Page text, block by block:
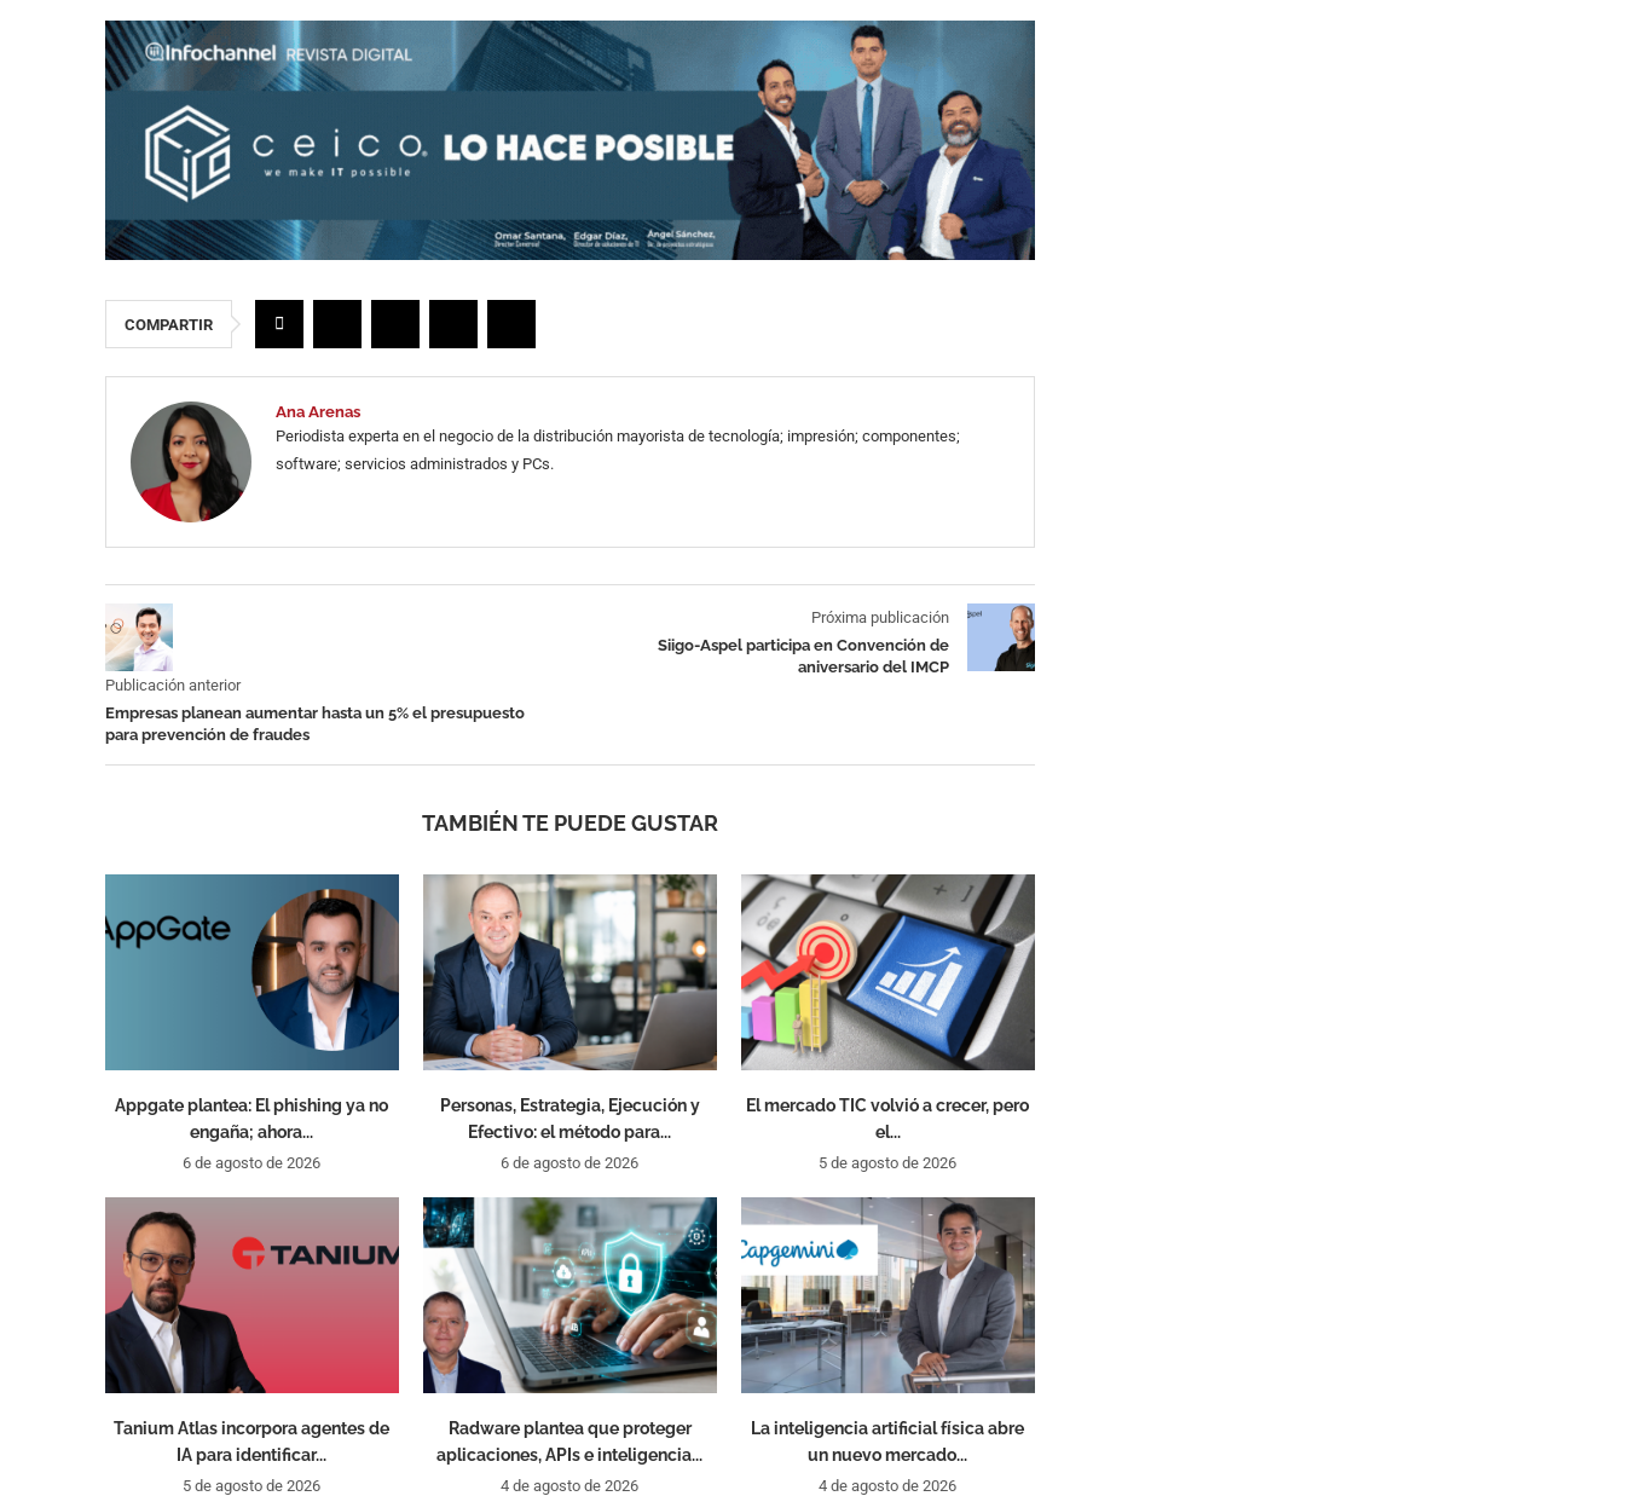
COMPARTIR
Ana Arenas
Periodista experta en el negocio de la distribución mayorista de tecnología; impresión; componentes;
software; servicios administrados y PCs.
Publicación anterior
Empresas planean aumentar hasta un 5% el presupuesto
para prevención de fraudes
Próxima publicación
Siigo-Aspel participa en Convención de
aniversario del IMCP
TAMBIÉN TE PUEDE GUSTAR
Appgate plantea: El phishing ya no
engaña; ahora...
6 de agosto de 2026
Personas, Estrategia, Ejecución y
Efectivo: el método para...
6 de agosto de 2026
El mercado TIC volvió a crecer, pero
el...
5 de agosto de 2026
Tanium Atlas incorpora agentes de
IA para identificar...
5 de agosto de 2026
Radware plantea que proteger
aplicaciones, APIs e inteligencia...
4 de agosto de 2026
La inteligencia artificial física abre
un nuevo mercado...
4 de agosto de 2026